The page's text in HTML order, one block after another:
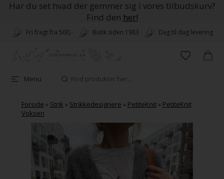
Har du set hvad der gemmer sig i vores tilbudskurv?
Find den her!
Fri fragt fra 500,- Butik siden 1983 Dag til dag levering
Menu
Forside » Strik » Strikkedesignere » PetiteKnit» PetiteKnit
Voksen